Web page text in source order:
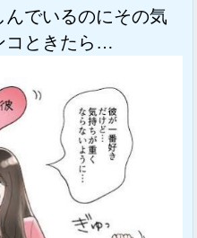
でいるのにその気
コときたら…